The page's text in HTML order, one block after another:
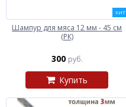
ХИТ
Шампур для мяса 12 мм - 45 см
(РК)
300 руб.
Купить